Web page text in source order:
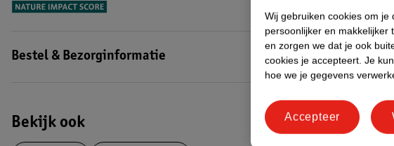
Bestel & Bezorginformatie
Bekijk ook
Wij gebruiken cookies om
persoonlijker en makkelijker
en zorgen we dat je ook
cookies je accepteert. Je
hoe we je gegevens
Accepteer